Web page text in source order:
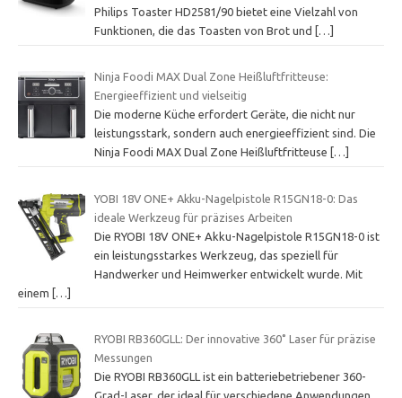
Philips Toaster HD2581/90 bietet eine Vielzahl von
Funktionen, die das Toasten von Brot und
[…]
Ninja Foodi MAX Dual Zone Heißluftfritteuse:
Energieeffizient und vielseitig
Die moderne Küche erfordert Geräte, die nicht nur
leistungsstark, sondern auch energieeffizient sind. Die
Ninja Foodi MAX Dual Zone Heißluftfritteuse
[…]
YOBI 18V ONE+ Akku-Nagelpistole R15GN18-0: Das
ideale Werkzeug für präzises Arbeiten
Die RYOBI 18V ONE+ Akku-Nagelpistole R15GN18-0 ist
ein leistungsstarkes Werkzeug, das speziell für
Handwerker und Heimwerker entwickelt wurde. Mit
einem
[…]
RYOBI RB360GLL: Der innovative 360˚ Laser für präzise
Messungen
Die RYOBI RB360GLL ist ein batteriebetriebener 360-